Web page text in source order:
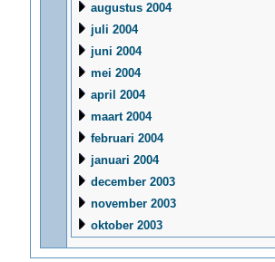
augustus 2004
juli 2004
juni 2004
mei 2004
april 2004
maart 2004
februari 2004
januari 2004
december 2003
november 2003
oktober 2003